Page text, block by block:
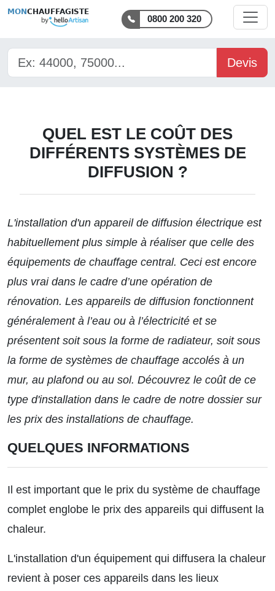
MON CHAUFFAGISTE
0800 200 320
Devis
QUEL EST LE COÛT DES
DIFFÉRENTS SYSTÈMES DE
DIFFUSION ?
L'installation d'un appareil de diffusion électrique est
habituellement plus simple à réaliser que celle des
équipements de chauffage central. Ceci est encore
plus vrai dans le cadre d’une opération de
rénovation. Les appareils de diffusion fonctionnent
généralement à l’eau ou à l’électricité et se
présentent soit sous la forme de radiateur, soit sous
la forme de systèmes de chauffage accolés à un
mur, au plafond ou au sol. Découvrez le coût de ce
type d'installation dans le cadre de notre dossier sur
les prix des installations de chauffage.
QUELQUES INFORMATIONS
Il est important que le prix du système de chauffage
complet englobe le prix des appareils qui diffusent la
chaleur.
L'installation d'un équipement qui diffusera la chaleur
revient à poser ces appareils dans les lieux